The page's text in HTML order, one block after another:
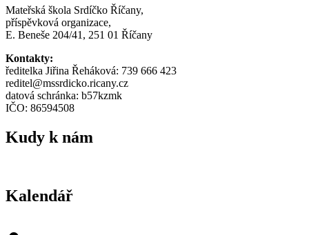
Mateřská škola Srdíčko Říčany,
příspěvková organizace,
E. Beneše 204/41, 251 01 Říčany
Kontakty:
ředitelka Jiřina Řeháková: 739 666 423
reditel@mssrdicko.ricany.cz
datová schránka: b57kzmk
IČO: 86594508
Kudy k nám
Kalendář